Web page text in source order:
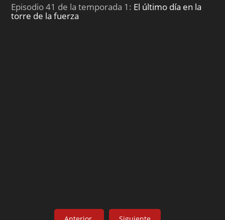
Episodio 41 de la temporada 1: El último día en la
torre de la fuerza